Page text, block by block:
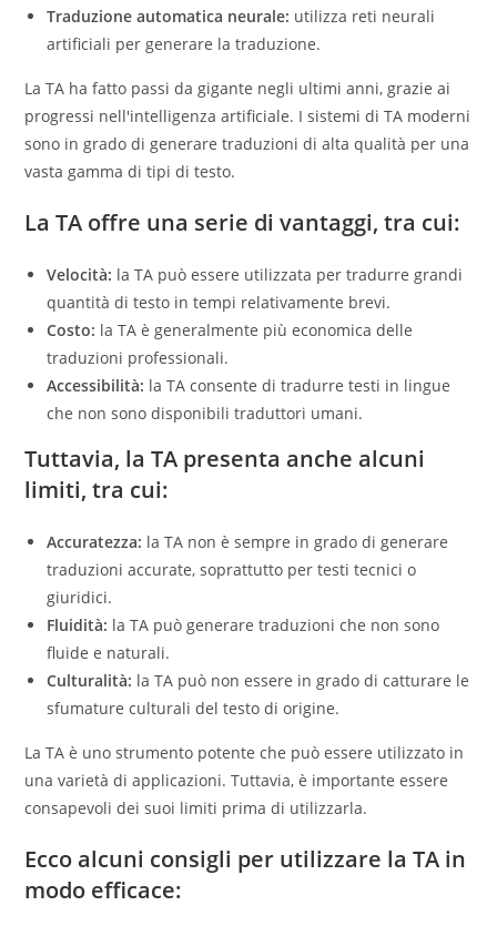
Traduzione automatica neurale: utilizza reti neurali
artificiali per generare la traduzione.
La TA ha fatto passi da gigante negli ultimi anni, grazie ai
progressi nell'intelligenza artificiale. I sistemi di TA moderni
sono in grado di generare traduzioni di alta qualità per una
vasta gamma di tipi di testo.
La TA offre una serie di vantaggi, tra cui:
Velocità: la TA può essere utilizzata per tradurre grandi
quantità di testo in tempi relativamente brevi.
Costo: la TA è generalmente più economica delle
traduzioni professionali.
Accessibilità: la TA consente di tradurre testi in lingue
che non sono disponibili traduttori umani.
Tuttavia, la TA presenta anche alcuni
limiti, tra cui:
Accuratezza: la TA non è sempre in grado di generare
traduzioni accurate, soprattutto per testi tecnici o
giuridici.
Fluidità: la TA può generare traduzioni che non sono
fluide e naturali.
Culturalità: la TA può non essere in grado di catturare le
sfumature culturali del testo di origine.
La TA è uno strumento potente che può essere utilizzato in
una varietà di applicazioni. Tuttavia, è importante essere
consapevoli dei suoi limiti prima di utilizzarla.
Ecco alcuni consigli per utilizzare la TA in
modo efficace: